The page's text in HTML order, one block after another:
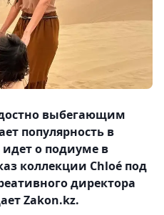
выбегающим
популярность в
идет о подиуме в
коллекции Chloé под
директора
Zakon.kz.